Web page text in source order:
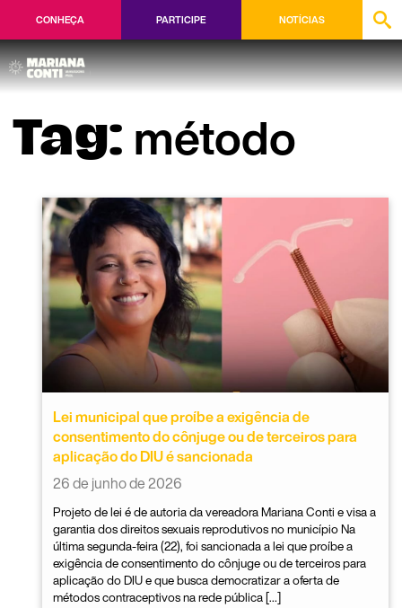
CONHEÇA PARTICIPE NOTÍCIAS
Tag: método
Lei municipal que proíbe a exigência de
consentimento do cônjuge ou de terceiros para
aplicação do DIU é sancionada
26 de junho de 2026
Projeto de lei é de autoria da vereadora Mariana Conti e visa a
garantia dos direitos sexuais reprodutivos no município Na
última segunda-feira (22), foi sancionada a lei que proíbe a
exigência de consentimento do cônjuge ou de terceiros para
aplicação do DIU e que busca democratizar a oferta de
métodos contraceptivos na rede pública […]